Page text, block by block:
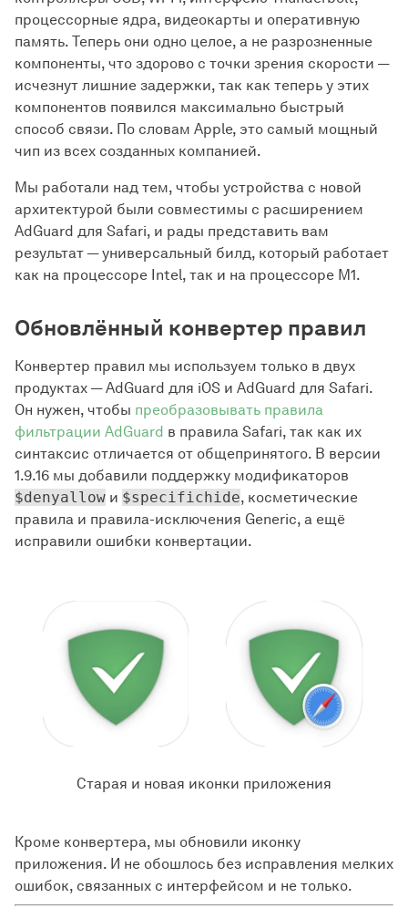
процессорные ядра, видеокарты и оперативную
память. Теперь они одно целое, а не разрозненные
компоненты, что здорово с точки зрения скорости —
исчезнут лишние задержки, так как теперь у этих
компонентов появился максимально быстрый
способ связи. По словам Apple, это самый мощный
чип из всех созданных компанией.
Мы работали над тем, чтобы устройства с новой
архитектурой были совместимы с расширением
AdGuard для Safari, и рады представить вам
результат — универсальный билд, который работает
как на процессоре Intel, так и на процессоре M1.
Обновлённый конвертер правил
Конвертер правил мы используем только в двух
продуктах — AdGuard для iOS и AdGuard для Safari.
Он нужен, чтобы преобразовывать правила
фильтрации AdGuard в правила Safari, так как их
синтаксис отличается от общепринятого. В версии
1.9.16 мы добавили поддержку модификаторов
$denyallow и $specifichide, косметические
правила и правила-исключения Generic, а ещё
исправили ошибки конвертации.
Старая и новая иконки приложения
Кроме конвертера, мы обновили иконку
приложения. И не обошлось без исправления мелких
ошибок, связанных с интерфейсом и не только.